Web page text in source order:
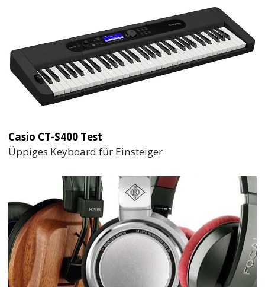
Casio CT-S400 Test
Üppiges Keyboard für Einsteiger